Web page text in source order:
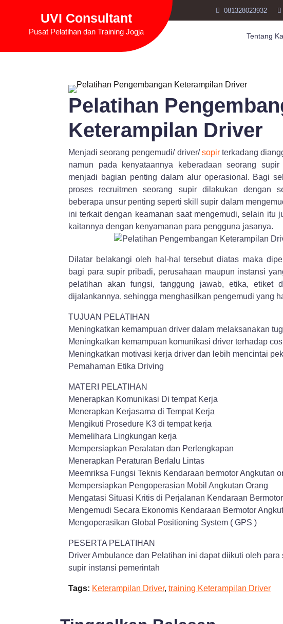
081328023932
UVI Consultant
Pusat Pelatihan dan Training Jogja Tentang
Pelatihan
Keterampilan Driver
Menjadi seorang pengemudi/ driver/sopirterkadang
namun pada kenyataannya keberadaan seorang
menjadi bagian penting dalam alur operasional. Bagi
proses recruitmen seorang supir dilakukan dengan
beberapa unsur penting seperti skill supir dalam
ini terkait dengan keamanan saat mengemudi, selain itu
kaitannya dengan kenyamanan para pengguna jasanya.
Dilatar belakangi oleh hal-hal tersebut diatas maka
bagi para supir pribadi, perusahaan maupun instansi
pelatihan akan fungsi, tanggung jawab, etika, etiket
dijalankannya, sehingga menghasilkan pengemudi yang
TUJUAN PELATIHAN
Meningkatkan kemampuan driver dalam melaksanakan
Meningkatkan kemampuan komunikasi driver terhadap
Meningkatkan motivasi kerja driver dan lebih mencintai
Pemahaman Etika Driving
MATERI PELATIHAN
Menerapkan Komunikasi Di tempat Kerja
Menerapkan Kerjasama di Tempat Kerja
Mengikuti Prosedure K3 di tempat kerja
Memelihara Lingkungan kerja
Mempersiapkan Peralatan dan Perlengkapan
Menerapkan Peraturan Berlalu Lintas
Meemriksa Fungsi Teknis Kendaraan bermotor Angkutan
Mempersiapkan Pengoperasian Mobil Angkutan Orang
Mengatasi Situasi Kritis di Perjalanan Kendaraan
Mengemudi Secara Ekonomis Kendaraan Bermotor
Mengoperasikan Global Positioning System ( GPS )
PESERTA PELATIHAN
Driver Ambulance dan Pelatihan ini dapat diikuti oleh
supir instansi pemerintah
Tags: Keterampilan Driver, training Keterampilan Driver